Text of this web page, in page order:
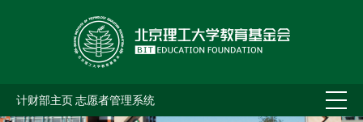
计财部主页志愿者管理系统